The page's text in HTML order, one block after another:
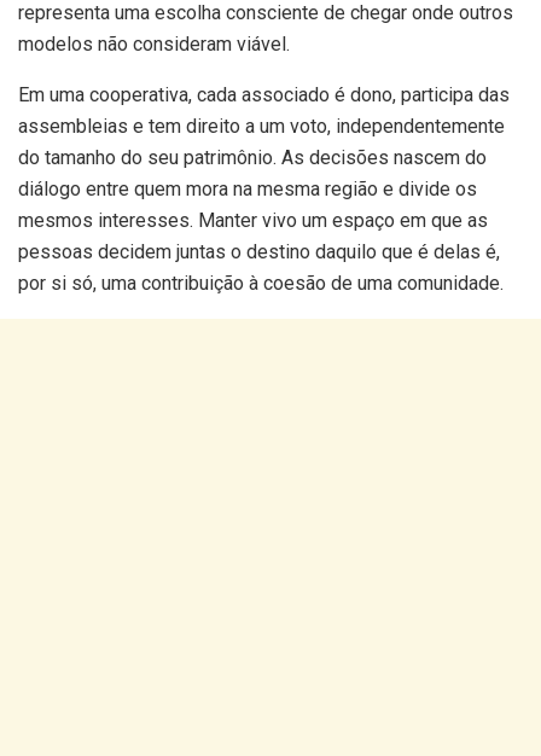
representa uma escolha consciente de chegar onde outros
modelos não consideram viável.
Em uma cooperativa, cada associado é dono, participa das
assembleias e tem direito a um voto, independentemente
do tamanho do seu patrimônio. As decisões nascem do
diálogo entre quem mora na mesma região e divide os
mesmos interesses. Manter vivo um espaço em que as
pessoas decidem juntas o destino daquilo que é delas é,
por si só, uma contribuição à coesão de uma comunidade.